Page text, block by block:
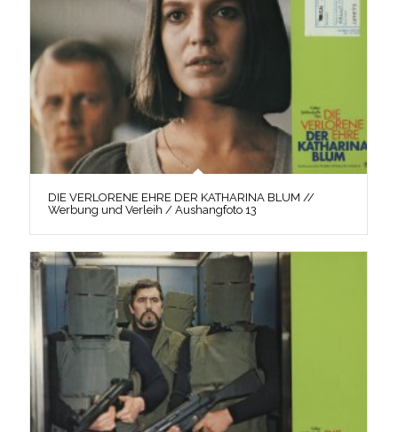
DIE VERLORENE EHRE DER KATHARINA BLUM //
Werbung und Verleih / Aushangfoto 13